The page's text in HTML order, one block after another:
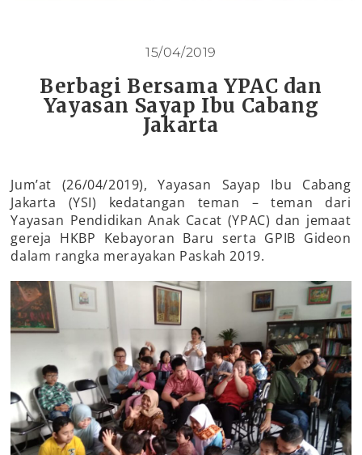
15/04/2019
Berbagi Bersama YPAC dan
Yayasan Sayap Ibu Cabang
Jakarta
Jum’at (26/04/2019), Yayasan Sayap Ibu Cabang
Jakarta (YSI) kedatangan teman – teman dari
Yayasan Pendidikan Anak Cacat (YPAC) dan jemaat
gereja HKBP Kebayoran Baru serta GPIB Gideon
dalam rangka merayakan Paskah 2019.